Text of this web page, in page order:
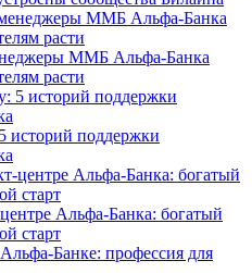
ММБ Альфа-Банка
расти
историй поддержки
Альфа-Банка: богатый
старт